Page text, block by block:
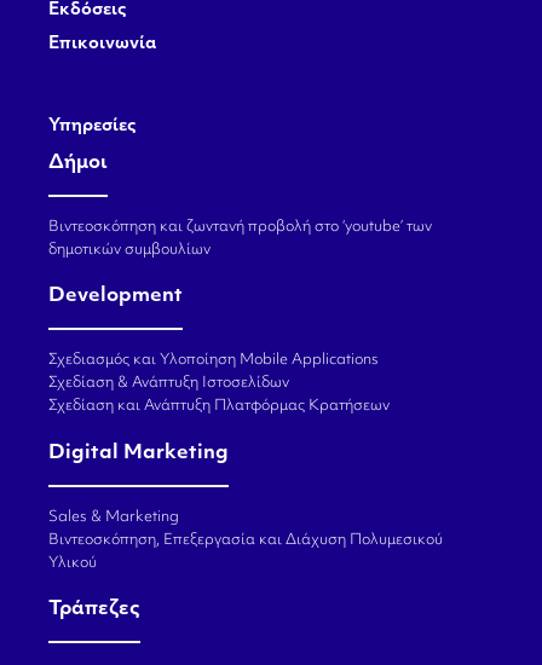
Εκδόσεις
Επικοινωνία
Υπηρεσίες
Δήμοι
Βιντεοσκόπηση και ζωντανή προβολή στο ‘youtube’ των
δημοτικών συμβουλίων
Development
Σχεδιασμός και Υλοποίηση Mobile Applications
Σχεδίαση & Ανάπτυξη Ιστοσελίδων
Σχεδίαση και Ανάπτυξη Πλατφόρμας Κρατήσεων
Digital Marketing
Sales & Marketing
Βιντεοσκόπηση, Επεξεργασία και Διάχυση Πολυμεσικού
Υλικού
Τράπεζες